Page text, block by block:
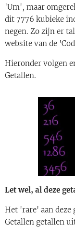
'Um', maar
dit 7776 kubieke
negen. Zo zijn er
website van de
Hieronder volgen
Getallen.
Let wel, al deze
Het 'rare' aan deze
Getallen getallen